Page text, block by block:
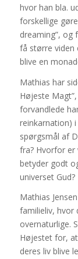
hvor han bla.
forskellige
dreaming”, og
få større viden
blive en
Mathias har
Højeste
forvandlede
reinkarnation)
spørgsmål af
fra? Hvorfor er
betyder godt
universet
Mathias
familieliv, hvor
overnaturlige.
Højestet for,
deres liv blive